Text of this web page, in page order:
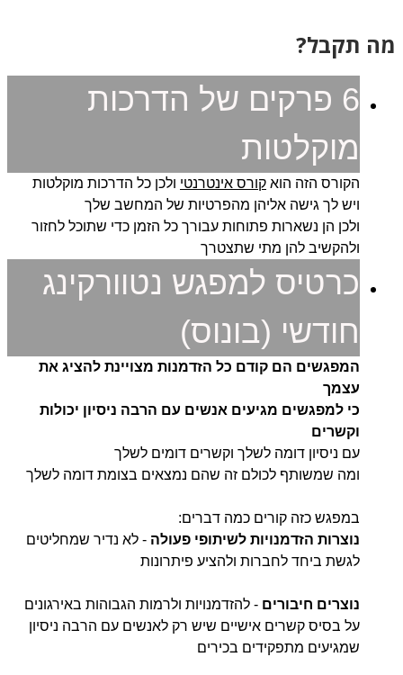
תקבל?
6 פרקים של הדרכות
מוקלטות
הקורס הזה הואקורס אינטרנטיולכן כל הדרכות מוקלטות
ויש לך גישה אליהן מהפרטיות של המחשב שלך
ולכן הן נשארות פתוחות עבורך כל הזמן כדי שתוכל לחזור
ולהקשיב להן מתי שתצטרך
כרטיס למפגש נטוורקינג
חודשי (בונוס)
המפגשים הם קודם כל הזדמנות מצויינת להציג את
עצמך
כי למפגשים מגיעים אנשים עם הרבה ניסיון יכולות
וקשרים
עם ניסיון דומה לשלך וקשרים דומים לשלך
ומה שמשותף לכולם זה שהם נמצאים בצומת דומה לשלך
במפגש כזה קורים כמה דברים:
נוצרות הזדמנויות לשיתופי פעולה- לא נדיר שמחליטים
לגשת ביחד לחברות ולהציע פיתרונות
נוצרים חיבורים- להזדמנויות ולרמות הגבוהות באירגונים
על בסיס קשרים אישיים שיש רק לאנשים עם הרבה ניסיון
שמגיעים מתפקידים בכירים